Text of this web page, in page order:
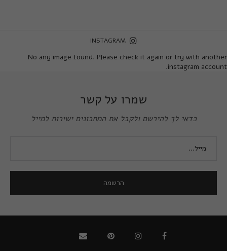
INSTAGRAM
No any image found. Please check it again or try with another
instagram account.
שמרו על קשר
כדאי לך להירשם ולקבל את המתכונים ישירות למייל